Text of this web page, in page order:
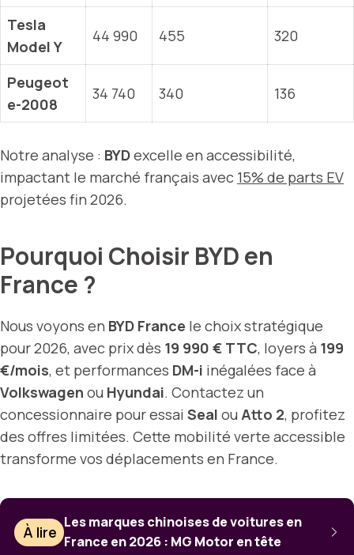
Tesla
Model Y
44 990 455 320
Peugeot
e-2008
34 740 340 136
Notre analyse : BYDexcelle en accessibilité,
impactant le marché français avec 15% de parts EV
projetées fin 2026.
Pourquoi Choisir BYD en
France ?
Nous voyons en BYD France le choix stratégique
pour 2026, avec prix dès 19 990 € TTC, loyers à 199
€/mois, et performances DM-i inégalées face à
Volkswagen ou Hyundai. Contactez un
concessionnaire pour essai Seal ou Atto 2, profitez
des offres limitées. Cette mobilité verte accessible
transforme vos déplacements en France.
À lire
Les marques chinoises de voitures en
France en 2026 : MG Motor en tête